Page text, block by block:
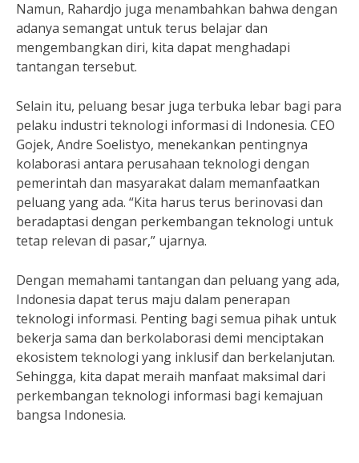
Namun, Rahardjo juga menambahkan bahwa dengan
adanya semangat untuk terus belajar dan
mengembangkan diri, kita dapat menghadapi
tantangan tersebut.
Selain itu, peluang besar juga terbuka lebar bagi para
pelaku industri teknologi informasi di Indonesia. CEO
Gojek, Andre Soelistyo, menekankan pentingnya
kolaborasi antara perusahaan teknologi dengan
pemerintah dan masyarakat dalam memanfaatkan
peluang yang ada. “Kita harus terus berinovasi dan
beradaptasi dengan perkembangan teknologi untuk
tetap relevan di pasar,” ujarnya.
Dengan memahami tantangan dan peluang yang ada,
Indonesia dapat terus maju dalam penerapan
teknologi informasi. Penting bagi semua pihak untuk
bekerja sama dan berkolaborasi demi menciptakan
ekosistem teknologi yang inklusif dan berkelanjutan.
Sehingga, kita dapat meraih manfaat maksimal dari
perkembangan teknologi informasi bagi kemajuan
bangsa Indonesia.